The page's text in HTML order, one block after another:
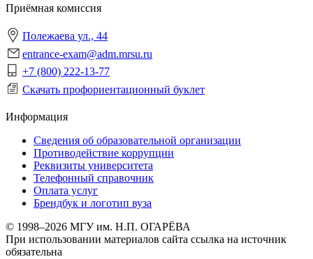
Приёмная комиссия
Полежаева ул., 44
entrance-exam@adm.mrsu.ru
+7 (800) 222-13-77
Скачать профориентационный буклет
Информация
Сведения об образовательной организации
Противодействие коррупции
Реквизиты университета
Телефонный справочник
Оплата услуг
Брендбук и логотип вуза
© 1998–2026 МГУ им. Н.П. ОГАРЁВА
При использовании материалов сайта ссылка на источник
обязательна